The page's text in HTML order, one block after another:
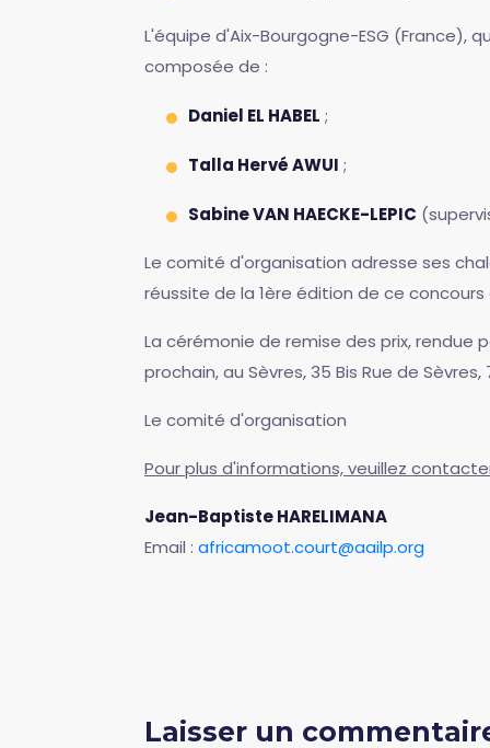
L'équipe d'Aix-Bourgogne-ESG (France),
composée de :
Daniel EL HABEL ;
Talla Hervé AWUI ;
Sabine VAN HAECKE-LEPIC
Le comité d'organisation adresse ses
réussite de la 1ère édition de ce
La cérémonie de remise des prix, rendue
prochain, au Sèvres, 35 Bis Rue de Sèvres,
Le comité d'organisation
Pour plus d'informations, veuillez
Jean-Baptiste HARELIMANA
Email : africamoot.court@aailp.org
Laisser un